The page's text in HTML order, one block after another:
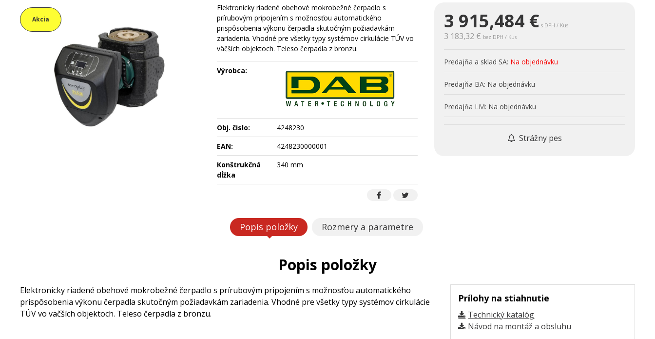
Akcia 3 915,484 € s DPH / Kus
3 183,32 € bez DPH / Kus
Predajňa a sklad SA: Na objednávku
Predajňa BA: Na objednávku
Predajňa LM: Na objednávku
Strážny pes
Elektronicky riadené obehové mokrobežné čerpadlo s
prírubovým pripojením s možnosťou automatického
prispôsobenia výkonu čerpadla skutočným požiadavkám
zariadenia. Vhodné pre všetky typy systémov cirkulácie TÚV vo
väčších objektoch. Teleso čerpadla z bronzu.
Výrobca:
Obj. čislo:
4248230
EAN:
4248230000001
Konštrukčná
dĺžka
340 mm
Popis položky Rozmery a parametre
Popis položky
Prílohy na stiahnutie
Technický katalóg
Návod na montáž a obsluhu
Elektronicky riadené obehové mokrobežné čerpadlo s prírubovým pripojením s možnosťou automatického
prispôsobenia výkonu čerpadla skutočným požiadavkám zariadenia. Vhodné pre všetky typy systémov cirkulácie
TÚV vo väčších objektoch. Teleso čerpadla z bronzu.